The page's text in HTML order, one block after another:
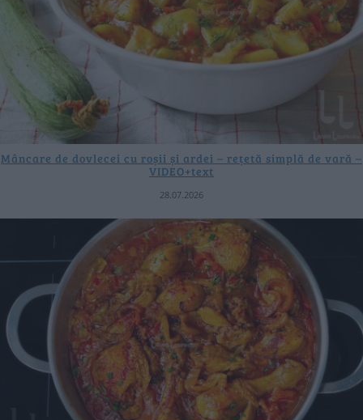
Mâncare de dovlecei cu roșii și ardei – rețetă simplă de vară –
VIDEO+text
28.07.2026